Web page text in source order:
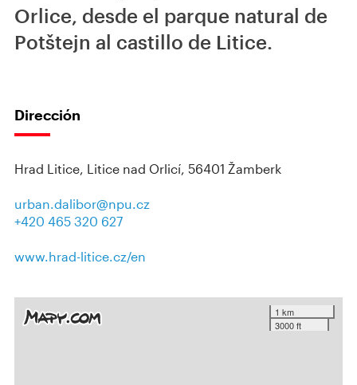
Orlice, desde el parque natural de
Potštejn al castillo de Litice.
Dirección
Hrad Litice, Litice nad Orlicí, 56401 Žamberk
urban.dalibor@npu.cz
+420 465 320 627
www.hrad-litice.cz/en
1 km
3000 ft